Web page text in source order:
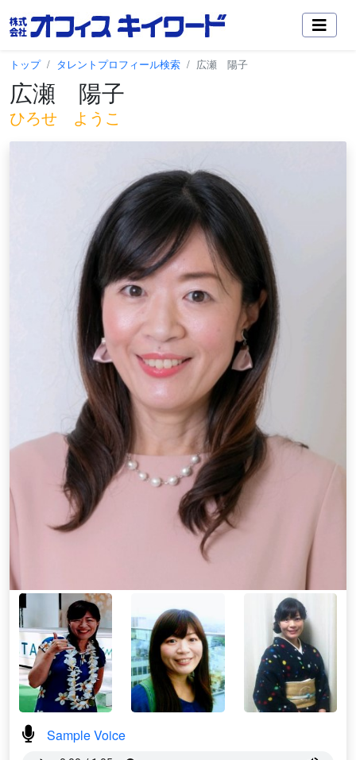
トップ タレントプロフィール検索 広瀬 陽子
広瀬 陽子
ひろせ ようこ
Sample Voice